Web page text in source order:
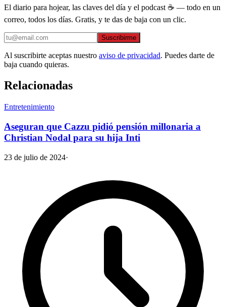
El diario para hojear, las claves del día y el podcast ☕ — todo en un
correo, todos los días. Gratis, y te das de baja con un clic.
Suscribirme
Al suscribirte aceptas nuestro aviso de privacidad. Puedes darte de
baja cuando quieras.
Relacionadas
Entretenimiento
Aseguran que Cazzu pidió pensión millonaria a
Christian Nodal para su hija Inti
23 de julio de 2024·